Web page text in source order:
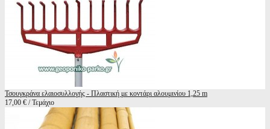
Τσουγκράνα ελαιοσυλλογής - Πλαστική με κοντάρι αλουμινίου 1,25 m
17,00 € / Τεμάχιο